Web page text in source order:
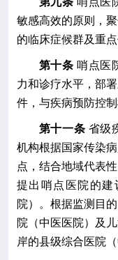
敏感高效的原则
，
的临床症候群及重
第十条 哨点医
力和诊疗水平，部
件，与疾病预防控
第十一条 省级
机构根据国家传染病
点，结合地域代表
提出哨点医院的建
院）。根据监测目
院 （中医医院） 及
岸的县级综合医院（